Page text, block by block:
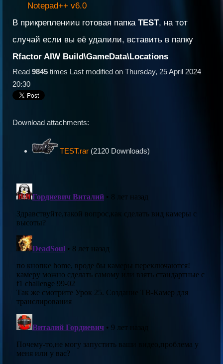
Notepad++ v6.0
В прикрепленииu готовая папка TEST, на тот
случай если вы её удалили, вставить в папку
Rfactor AIW Build\GameData\Locations
Read 9845 times Last modified on Thursday, 25 April 2024
20:30
Download attachments:
TEST.rar (2120 Downloads)